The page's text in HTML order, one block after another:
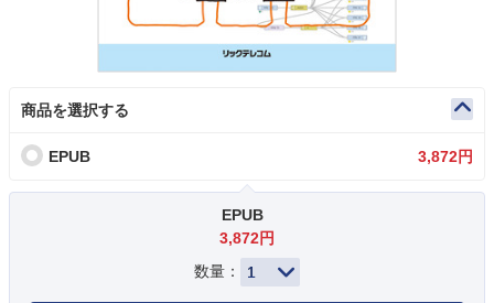
商品を選択する
EPUB 3,872円
EPUB
3,872円
数量：